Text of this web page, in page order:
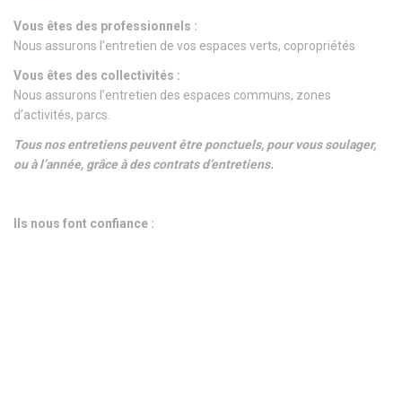
Vous êtes des professionnels :
Nous assurons l’entretien de vos espaces verts, copropriétés
Vous êtes des collectivités :
Nous assurons l’entretien des espaces communs, zones
d’activités, parcs.
Tous nos entretiens peuvent être ponctuels, pour vous soulager,
ou à l’année, grâce à des contrats d’entretiens.
Ils nous font confiance :